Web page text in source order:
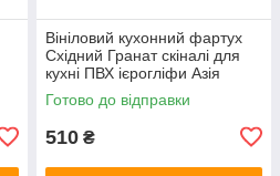
Вініловий кухонний фартух
Східний Гранат скіналі для
кухні ПВХ ієрогліфи Азія
Журавель Сірий 600х2000
мм
Готово до відправки
510 ₴